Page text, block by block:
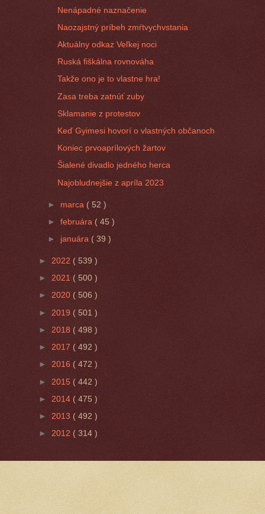
Nenápadné naznačenie
Naozajstný príbeh zmŕtvychvstania
Aktuálny odkaz Veľkej noci
Ruská fiškálna rovnováha
Takže ono je to vlastne hra!
Zasa treba zatnúť zuby
Sklamanie z protestov
Keď Gyimesi hovorí o vlastných občanoch
Koniec prvoaprílových žartov
Šialené divadlo jedného herca
Najobludnejšie z apríla 2023
► marca ( 52 )
►februára ( 45 )
► januára ( 39 )
► 2022 ( 539 )
► 2021 ( 500 )
► 2020 ( 506 )
► 2019 ( 501 )
► 2018 ( 498 )
► 2017 ( 492 )
► 2016 ( 472 )
► 2015 ( 442 )
► 2014 ( 475 )
► 2013 ( 492 )
► 2012 ( 314 )